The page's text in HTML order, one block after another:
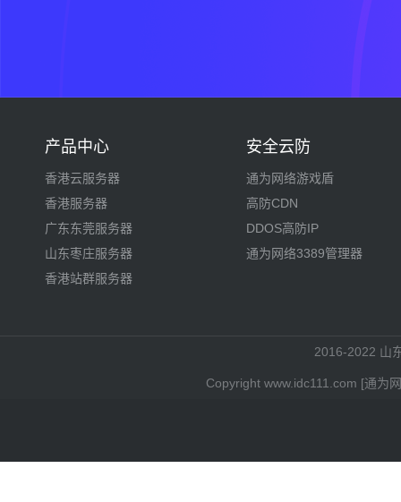
产品中心
香港云服务器
香港服务器
广东东莞服务器
山东枣庄服务器
香港站群服务器
安全云防
通为网络游戏盾
高防CDN
DDOS高防IP
通为网络3389管理器
2016-2022 山
Copyright www.idc111.com [通为